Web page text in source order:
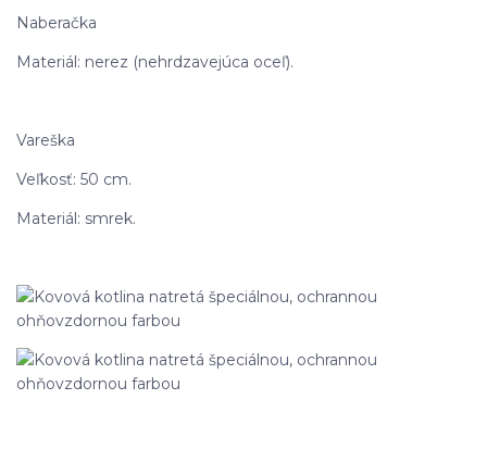
Naberačka
Materiál: nerez (nehrdzavejúca oceľ).
Vareška
Veľkosť: 50 cm.
Materiál: smrek.